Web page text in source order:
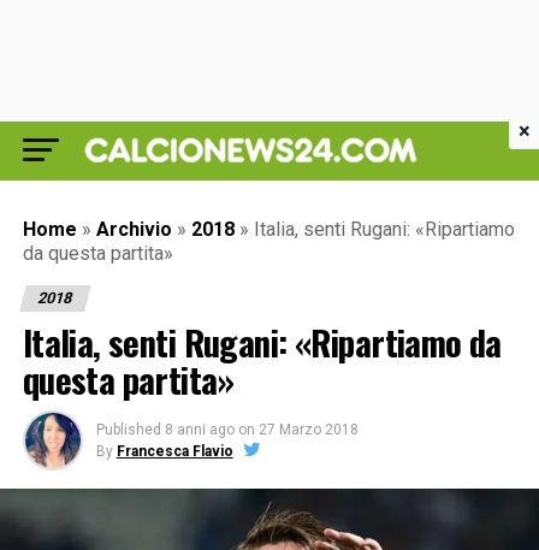
Home » Archivio » 2018 » Italia, senti Rugani: «Ripartiamo
da questa partita»
2018
Italia, senti Rugani: «Ripartiamo da
questa partita»
Published 8 anni ago on 27 Marzo 2018
By Francesca Flavio
×